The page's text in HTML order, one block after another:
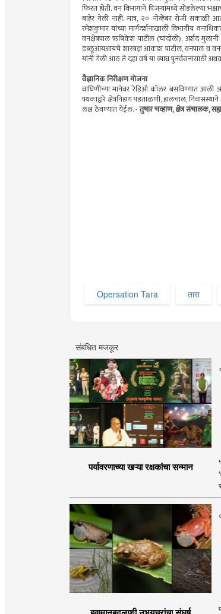
फिरत होती. वन विभागाने पिंजऱ्यामध्ये सोडलेल्या
बाहेर गेली नाही. मात्र, २० नोव्हेंबर रोजी
रमेशकुमार यांच्या मार्गदर्शनाखाली विभागीय
वनक्षेत्रपाल ऋषिकेश पाटील (चांदोली), अर्शद
डब्लूआयआयचे शास्त्रज्ञ आकाश पाटील, वनपाल व
यांनी गेली आठ ते दहा वर्ष या व्याघ्र पुनर्वसनासाठी
वैज्ञानिक निरीक्षण योजना
वाघिणीच्या मानेवर रेडिओ कॉलर बसविण्यात
पथकाद्वारे क्षेत्रनिहाय पडताळणी, हालचाल,
लक्ष ठेवण्यात येईल. -तुषार चव्हाण, क्षेत्र संचालक,
Opersation Tara तारा
संबंधित मजकूर
पर्यावरणाच्या खऱ्या रक्षकांचा सन्मान